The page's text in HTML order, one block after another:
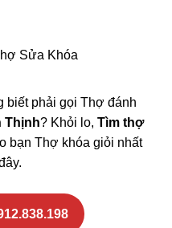
Sửa Khóa
biết phải gọi Thợ đánh
Thịnh? Khỏi lo,Tìm thợ
bạn Thợ khóa giỏi nhất